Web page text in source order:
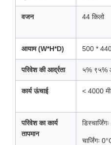
वजन 44 किलो
आयाम (W*H*D) 500 *
परिवेश की आर्द्रता ५% ९५%
कार्य ऊंचाई < 4000
परिवेश का कार्य
तापमान
चार्जिंगः